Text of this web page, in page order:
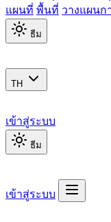
แผนที่ พื้นที่ วางแผนก
ธีม
TH
เข้าสู่ระบบ
ธีม
เข้าสู่ระบบ